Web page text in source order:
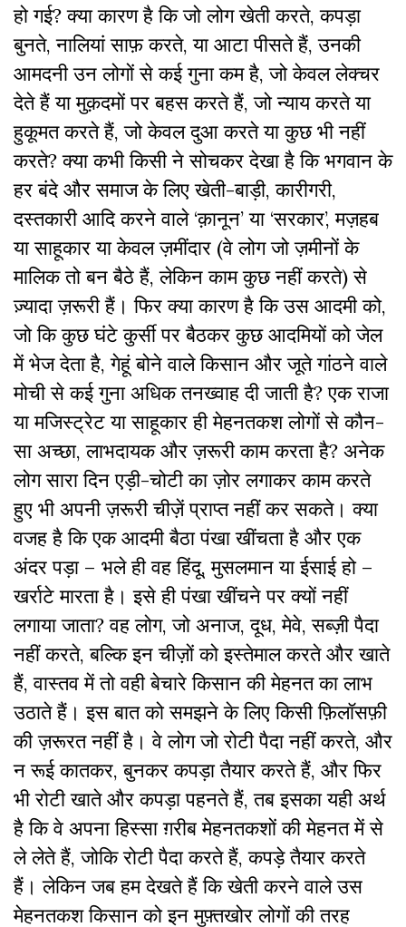
हो गई? क्या कारण है कि जो लोग खेती करते, कपड़ा
बुनते, नालियां साफ़ करते, या आटा पीसते हैं, उनकी
आमदनी उन लोगों से कई गुना कम है, जो केवल लेक्चर
देते हैं या मुक़दमों पर बहस करते हैं, जो न्याय करते या
हुकूमत करते हैं, जो केवल दुआ करते या कुछ भी नहीं
करते? क्या कभी किसी ने सोचकर देखा है कि भगवान के
हर बंदे और समाज के लिए खेती-बाड़ी, कारीगरी,
दस्तकारी आदि करने वाले ‘क़ानून’ या ‘सरकार’, मज़हब
या साहूकार या केवल ज़मींदार (वे लोग जो ज़मीनों के
मालिक तो बन बैठे हैं, लेकिन काम कुछ नहीं करते) से
ज़्यादा ज़रूरी हैं। फिर क्या कारण है कि उस आदमी को,
जो कि कुछ घंटे कुर्सी पर बैठकर कुछ आदमियों को जेल
में भेज देता है, गेहूं बोने वाले किसान और जूते गांठने वाले
मोची से कई गुना अधिक तनख्वाह दी जाती है? एक राजा
या मजिस्ट्रेट या साहूकार ही मेहनतकश लोगों से कौन-
सा अच्छा, लाभदायक और ज़रूरी काम करता है? अनेक
लोग सारा दिन एड़ी-चोटी का ज़ोर लगाकर काम करते
हुए भी अपनी ज़रूरी चीज़ें प्राप्त नहीं कर सकते। क्या
वजह है कि एक आदमी बैठा पंखा खींचता है और एक
अंदर पड़ा – भले ही वह हिंदू, मुसलमान या ईसाई हो –
खर्राटे मारता है। इसे ही पंखा खींचने पर क्यों नहीं
लगाया जाता? वह लोग, जो अनाज, दूध, मेवे, सब्ज़ी पैदा
नहीं करते, बल्कि इन चीज़ों को इस्तेमाल करते और खाते
हैं, वास्तव में तो वही बेचारे किसान की मेहनत का लाभ
उठाते हैं। इस बात को समझने के लिए किसी फ़िलॉसफ़ी
की ज़रूरत नहीं है। वे लोग जो रोटी पैदा नहीं करते, और
न रूई कातकर, बुनकर कपड़ा तैयार करते हैं, और फिर
भी रोटी खाते और कपड़ा पहनते हैं, तब इसका यही अर्थ
है कि वे अपना हिस्सा ग़रीब मेहनतकशों की मेहनत में से
ले लेते हैं, जोकि रोटी पैदा करते हैं, कपड़े तैयार करते
हैं। लेकिन जब हम देखते हैं कि खेती करने वाले उस
मेहनतकश किसान को इन मुफ़्तखोर लोगों की तरह